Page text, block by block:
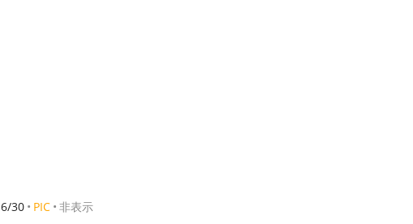
6/30 PIC 非表示